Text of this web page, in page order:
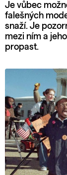
Je vůbec
falešných
snaží. Je
mezi ním a
propast.